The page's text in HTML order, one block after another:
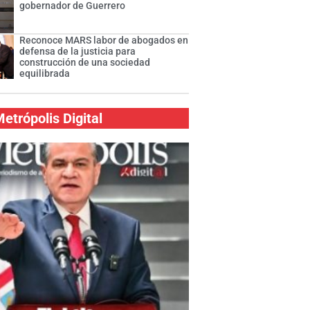
gobernador de Guerrero
Reconoce MARS labor de abogados en
defensa de la justicia para
construcción de una sociedad
equilibrada
Digital